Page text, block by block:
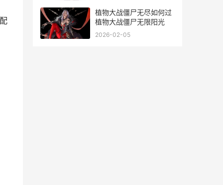
植物大战僵尸无尽如何过
植物大战僵尸无限阳光
2026-02-05